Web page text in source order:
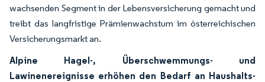
wachsenden Segment in der Lebensversicherung gemacht und
treibt das langfristige Prämienwachstum im österreichischen
Versicherungsmarkt an.
Alpine Hagel-, Überschwemmungs- und
Lawinenereignisse erhöhen den Bedarf an Haushalts-